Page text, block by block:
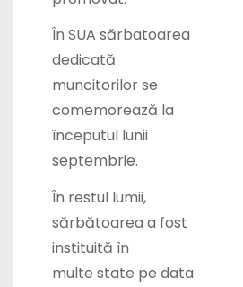
În SUA sărbatoarea
dedicată
muncitorilor se
comemorează la
începutul lunii
septembrie.
În restul lumii,
sărbătoarea a fost
instituită în
multestate
de 1 mai sau în prima